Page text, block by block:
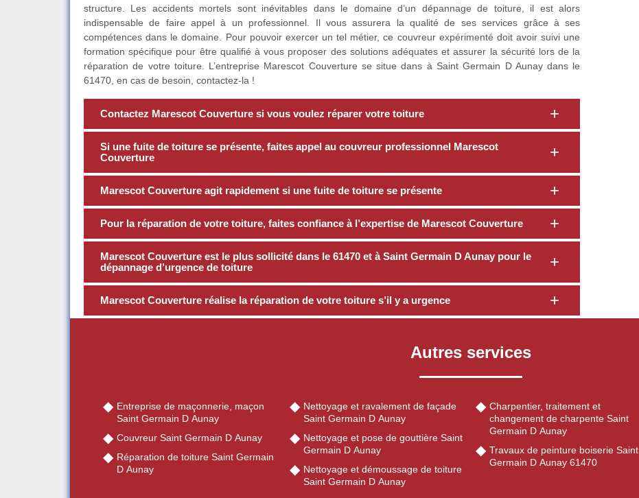
structure. Les accidents mortels sont inévitables dans le domaine d’un dépannage de toiture, il est alors
indispensable de faire appel à un professionnel. Il vous assurera la qualité de ses services grâce à ses
compétences dans le domaine. Pour pouvoir exercer un tel métier, ce couvreur expérimenté doit avoir suivi une
formation spécifique pour être qualifié à vous proposer des solutions adéquates et assurer la sécurité lors de la
réparation de votre toiture. L’entreprise Marescot Couverture se situe dans à Saint Germain D Aunay dans le
61470, en cas de besoin, contactez-la !
Contactez Marescot Couverture si vous voulez réparer votre toiture
Si une fuite de toiture se présente, faites appel au couvreur professionnel Marescot
Couverture
Marescot Couverture agit rapidement si une fuite de toiture se présente
Pour la réparation de votre toiture, faites confiance à l’expertise de Marescot Couverture
Marescot Couverture est le plus sollicité dans le 61470 et à Saint Germain D Aunay pour le
dépannage d’urgence de toiture
Marescot Couverture réalise la réparation de votre toiture s’il y a urgence
Autres services
Entreprise de maçonnerie, maçon
Saint Germain D Aunay
Couvreur Saint Germain D Aunay
Réparation de toiture Saint Germain
D Aunay
Nettoyage et ravalement de façade
Saint Germain D Aunay
Nettoyage et pose de gouttière Saint
Germain D Aunay
Nettoyage et démoussage de toiture
Saint Germain D Aunay
Charpentier, traitement et
changement de charpente Saint
Germain D Aunay
Travaux de peinture boiserie Saint
Germain D Aunay 61470